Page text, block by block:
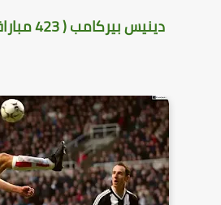
دينيس بيركامب ( 423 مباراة - 120 هدف )